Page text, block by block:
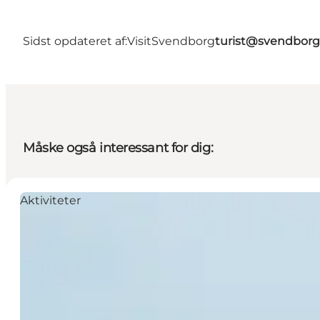
Sidst opdateret af:VisitSvendborg
Måske også interessant for dig:
Aktiviteter